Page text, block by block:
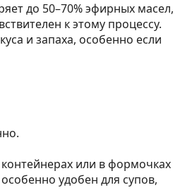
до 50–70% эфирных масел,
к этому процессу.
и запаха, особенно если
или в формочках
удобен для супов,